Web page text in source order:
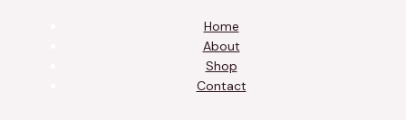
Home
About
Shop
Contact